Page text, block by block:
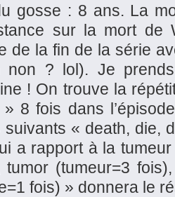
gosse : 8 ans. La
sur la mort de
de la fin de la série
non ? lol). Je
! On trouve la
8 fois dans
« death, die,
a rapport à la
tumor (tumeur=3
fois) » donnera le